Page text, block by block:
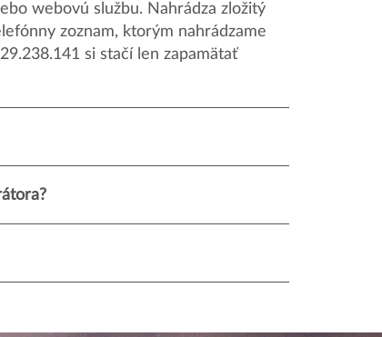
webovú službu. Nahrádza zložitý
zoznam, ktorým nahrádzame
si stačí len zapamätať